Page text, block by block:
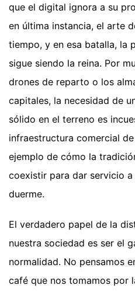
que el digital ignora a su
en última instancia, el arte
tiempo, y en esa batalla, la
sigue siendo la reina. Por
drones de reparto o los
capitales, la necesidad de
sólido en el terreno es
infraestructura comercial
ejemplo de cómo la
coexistir para dar servicio
duerme.
El verdadero papel de la
nuestra sociedad es ser el
normalidad. No pensamos
café que nos tomamos por